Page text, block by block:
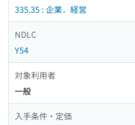
335.35 : 企業．経営
NDLC
Y54
対象利用者
一般
入手条件・定価